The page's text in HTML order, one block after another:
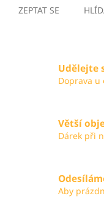
ZEPTAT SE
Udělejte
Doprava u
Větší
Dárek při
Aby